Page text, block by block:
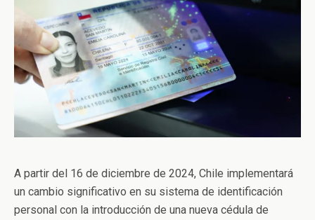
A partir del 16 de diciembre de 2024, Chile implementará
un cambio significativo en su sistema de identificación
personal con la introducción de una nueva cédula de